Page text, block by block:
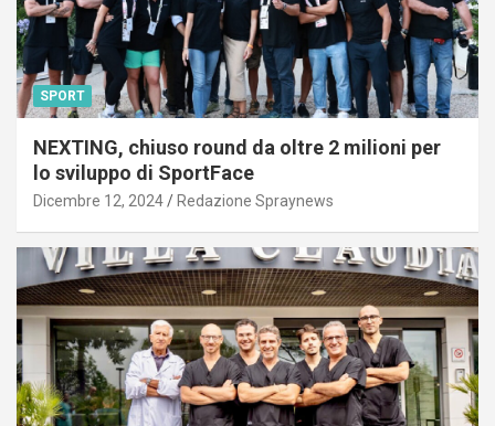
SPORT
NEXTING, chiuso round da oltre 2 milioni per
lo sviluppo di SportFace
Dicembre 12, 2024 Redazione Spraynews